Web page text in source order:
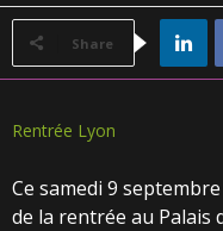
Share
Rentrée Lyon
Ce samedi 9
de la rentrée au Palais